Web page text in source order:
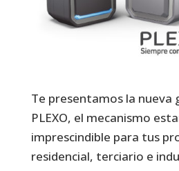
Te presentamos la nueva
PLEXO, el mecanismo
imprescindible para tus
residencial, terciario e